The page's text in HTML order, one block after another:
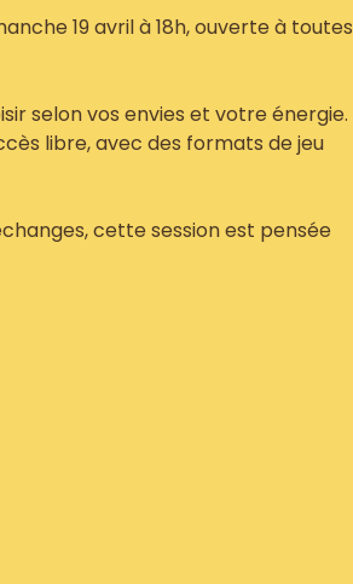
19 avril à 18h, ouverte à toutes
selon vos envies et votre énergie.
libre, avec des formats de jeu
cette session est pensée